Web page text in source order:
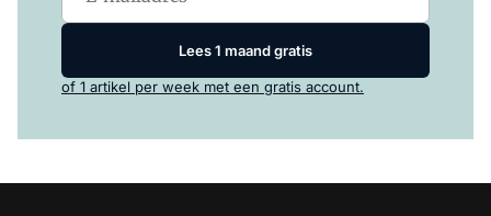
Lees 1 maand gratis
of 1 artikel per week met een gratis account.